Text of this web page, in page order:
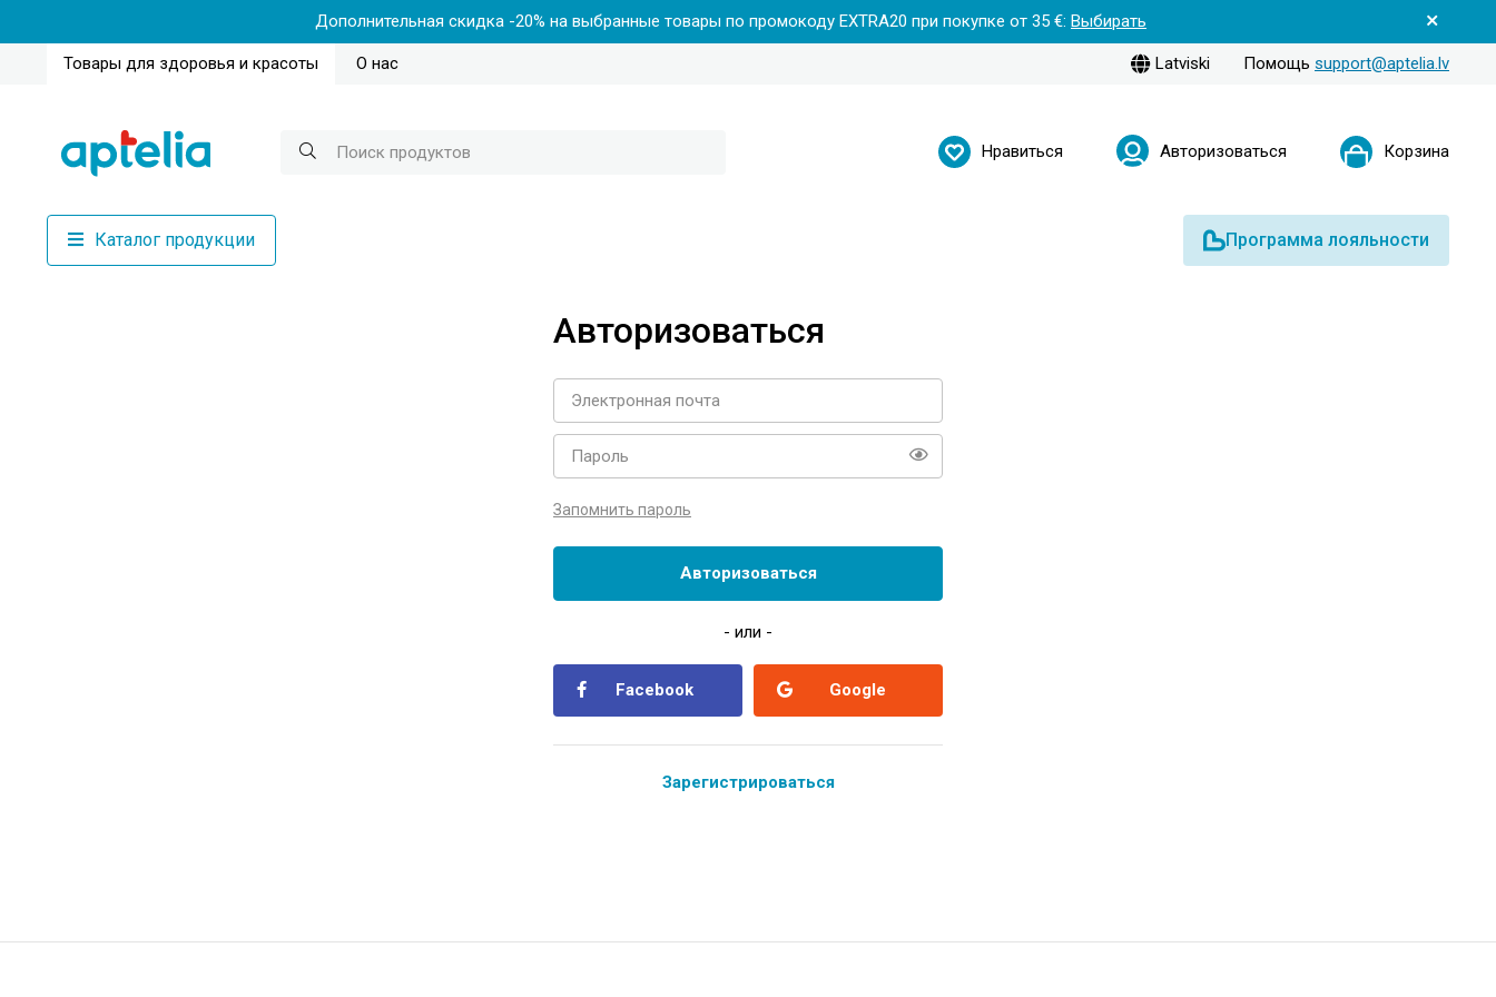
Дополнительная скидка -20% на выбранные товары по промокоду EXTRA20 при покупке от 35 €: Выбирать
Товары для здоровья и красоты О нас Latviski Помощь support@aptelia.lv
Нравиться Авторизоваться Корзина
Каталог продукции Программа лояльности
Авторизоваться
Запомнить пароль
Авторизоваться
- или -
Facebook Google
Зарегистрироваться